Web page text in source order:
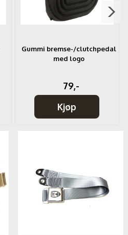
Gummi bremse-/clutchpedal
med logo
79,-
Kjøp